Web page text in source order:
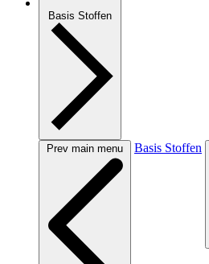
Basis Stoffen
Prev main menu Basis Stoffen